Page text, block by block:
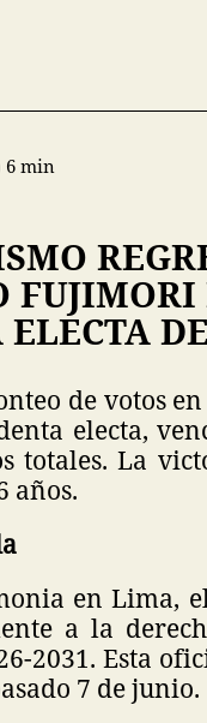
6 min
de votos
electa,
totales. La
años.
en Lima,
a la
2031. Esta
7 de junio.